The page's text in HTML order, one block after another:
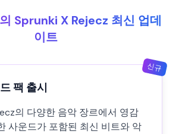
Sprunki X Rejecz 최신 업데
이트
신규
팩 출시
의 다양한 음악 장르에서 영감
사운드가 포함된 최신 비트와 악